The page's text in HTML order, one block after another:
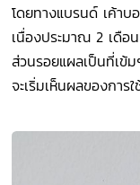
โดยทางแบรนด์ เค้าบ
เนื่องประมาณ 2 เดือน
ส่วนรอยแผลเป็นที่เข้
จะเริ่มเห็นผลของกา